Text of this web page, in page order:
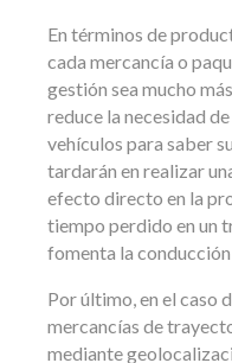
En términos de
cada mercancía o
gestión sea mucho
reduce la necesidad
vehículos para saber
tardarán en realizar
efecto directo en la
tiempo perdido en un
fomenta la
Por último, en el caso
mercancías de
mediante